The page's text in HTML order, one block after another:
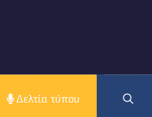
Δελτία τύπου